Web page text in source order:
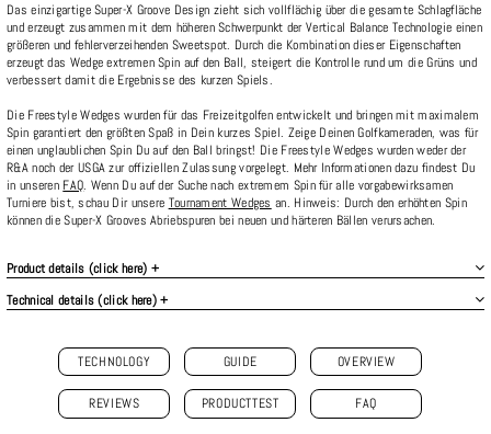
Das einzigartige Super-X Groove Design zieht sich vollflächig über die gesamte Schlagfläche
und erzeugt zusammen mit dem höheren Schwerpunkt der Vertical Balance Technologie einen
größeren und fehlerverzeihenden Sweetspot. Durch die Kombination dieser Eigenschaften
erzeugt das Wedge extremen Spin auf den Ball, steigert die Kontrolle rund um die Grüns und
verbessert damit die Ergebnisse des kurzen Spiels.
Die Freestyle Wedges wurden für das Freizeitgolfen entwickelt und bringen mit maximalem
Spin garantiert den größten Spaß in Dein kurzes Spiel. Zeige Deinen Golfkameraden, was für
einen unglaublichen Spin Du auf den Ball bringst! Die Freestyle Wedges wurden weder der
R&A noch der USGA zur offiziellen Zulassung vorgelegt. Mehr Informationen dazu findest Du
in unseren FAQ. Wenn Du auf der Suche nach extremem Spin für alle vorgabewirksamen
Turniere bist, schau Dir unsere Tournament Wedges an. Hinweis: Durch den erhöhten Spin
können die Super-X Grooves Abriebspuren bei neuen und härteren Bällen verursachen.
Product details (click here) +
Technical details (click here) +
TECHNOLOGY GUIDE OVERVIEW
REVIEWS PRODUCTTEST FAQ